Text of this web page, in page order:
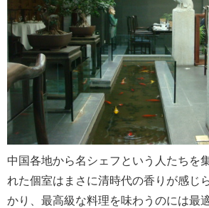
中国各地から名シェフという人たちを
れた個室はまさに清時代の香りが感じ
かり、最高級な料理を味わうのには最